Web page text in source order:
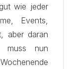
wie jeder
Events,
aber daran
nun